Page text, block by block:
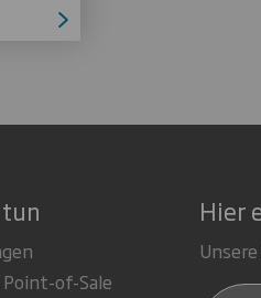
of-Sale
Hier